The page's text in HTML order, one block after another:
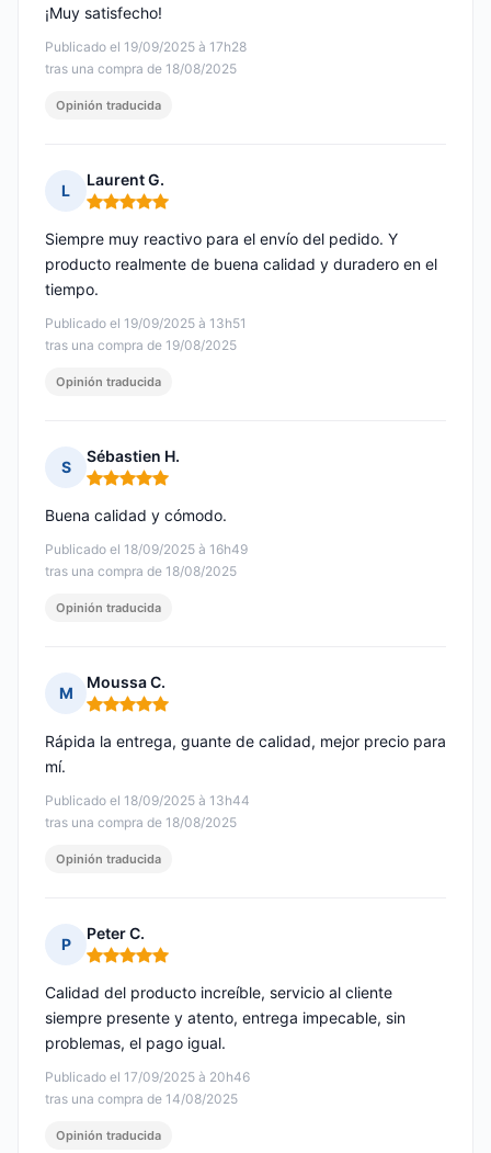
Publicado el 19/09/2025 à 17h28
tras una compra de 18/08/2025
¡Muy satisfecho!
Opinión traducida
L
Laurent G.
Nota: 5 de 5
Publicado el 19/09/2025 à 13h51
tras una compra de 19/08/2025
Siempre muy reactivo para el envío del pedido. Y
producto realmente de buena calidad y duradero en el
tiempo.
Opinión traducida
S
Sébastien H.
Nota: 5 de 5
Publicado el 18/09/2025 à 16h49
tras una compra de 18/08/2025
Buena calidad y cómodo.
Opinión traducida
M
Moussa C.
Nota: 5 de 5
Publicado el 18/09/2025 à 13h44
tras una compra de 18/08/2025
Rápida la entrega, guante de calidad, mejor precio para
mí.
Opinión traducida
P
Peter C.
Nota: 5 de 5
Publicado el 17/09/2025 à 20h46
tras una compra de 14/08/2025
Calidad del producto increíble, servicio al cliente
siempre presente y atento, entrega impecable, sin
problemas, el pago igual.
Opinión traducida